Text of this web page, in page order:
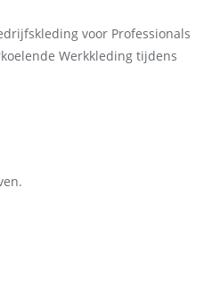
voor Professionals
Werkkleding tijdens